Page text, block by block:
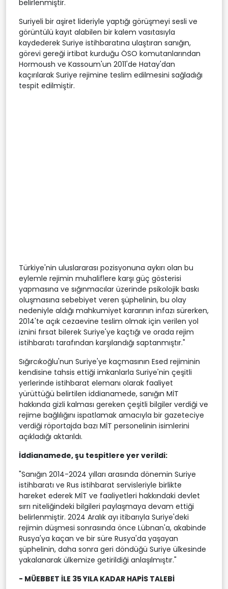
belirlenmiştir.
Suriyeli bir aşiret lideriyle yaptığı görüşmeyi sesli ve
görüntülü kayıt alabilen bir kalem vasıtasıyla
kaydederek Suriye istihbaratına ulaştıran sanığın,
görevi gereği irtibat kurduğu ÖSO komutanlarından
Hormoush ve Kassoum'un 2011'de Hatay'dan
kaçırılarak Suriye rejimine teslim edilmesini sağladığı
tespit edilmiştir.
Türkiye'nin uluslararası pozisyonuna aykırı olan bu
eylemle rejimin muhaliflere karşı güç gösterisi
yapmasına ve sığınmacılar üzerinde psikolojik baskı
oluşmasına sebebiyet veren şüphelinin, bu olay
nedeniyle aldığı mahkumiyet kararının infazı sürerken,
2014'te açık cezaevine teslim olmak için verilen yol
iznini fırsat bilerek Suriye'ye kaçtığı ve orada rejim
istihbaratı tarafından karşılandığı saptanmıştır."
Sığırcıkoğlu'nun Suriye'ye kaçmasının Esed rejiminin
kendisine tahsis ettiği imkanlarla Suriye'nin çeşitli
yerlerinde istihbarat elemanı olarak faaliyet
yürüttüğü belirtilen iddianamede, sanığın MİT
hakkında gizli kalması gereken çeşitli bilgiler verdiği ve
rejime bağlılığını ispatlamak amacıyla bir gazeteciye
verdiği röportajda bazı MİT personelinin isimlerini
açıkladığı aktarıldı.
İddianamede, şu tespitlere yer verildi:
"Sanığın 2014-2024 yılları arasında dönemin Suriye
istihbaratı ve Rus istihbarat servisleriyle birlikte
hareket ederek MİT ve faaliyetleri hakkındaki devlet
sırrı niteliğindeki bilgileri paylaşmaya devam ettiği
belirlenmiştir. 2024 Aralık ayı itibarıyla Suriye'deki
rejimin düşmesi sonrasında önce Lübnan'a, akabinde
Rusya'ya kaçan ve bir süre Rusya'da yaşayan
şüphelinin, daha sonra geri döndüğü Suriye ülkesinde
yakalanarak ülkemize getirildiği anlaşılmıştır."
- MÜEBBET İLE 35 YILA KADAR HAPİS TALEBİ